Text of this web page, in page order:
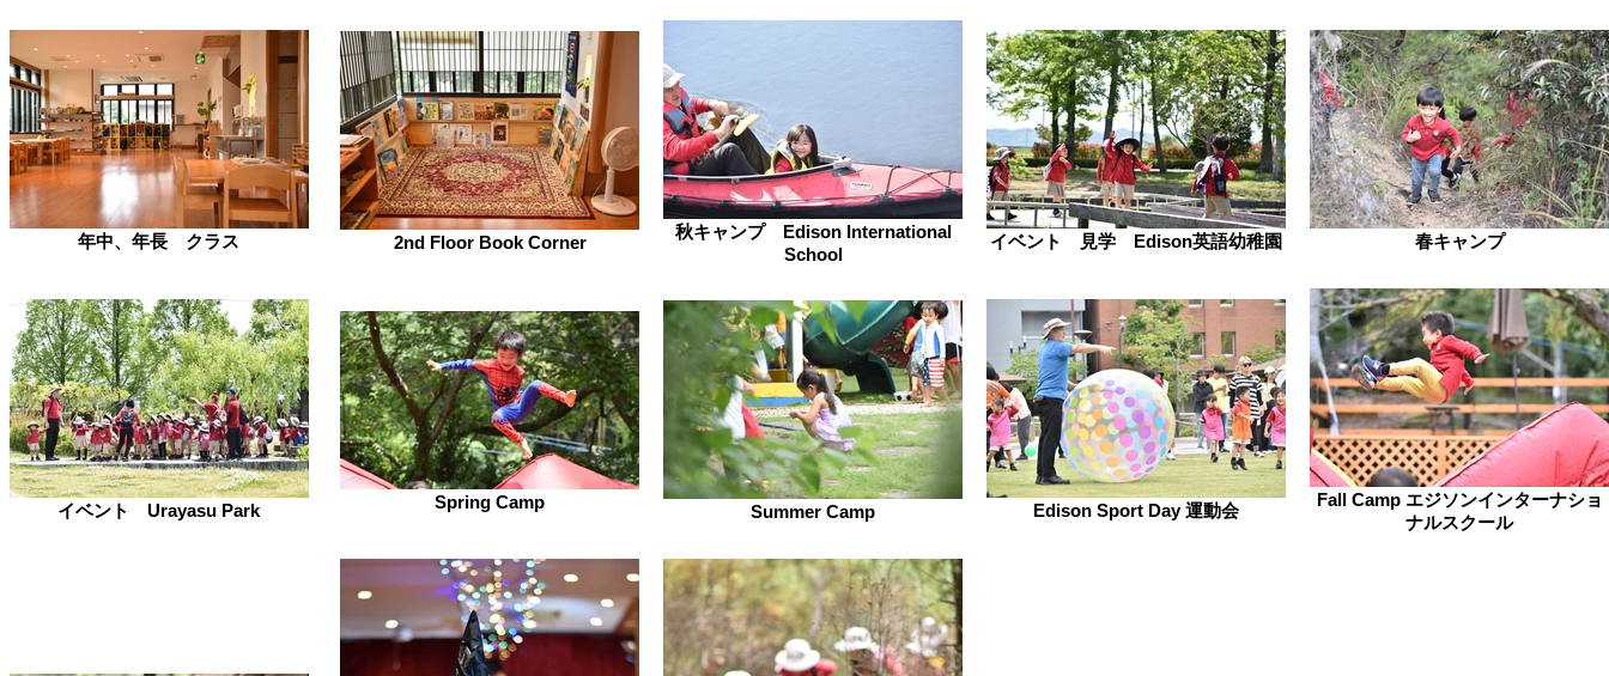
年中、年長 クラス 2nd Floor Book Corner
秋キャンプ Edison International
School
イベント 見学 Edison英語幼稚園 春キャンプ
イベント Urayasu Park Spring Camp Summer Camp Edison Sport Day 運動会
Fall Camp エジソンインターナショ
ナルスクール